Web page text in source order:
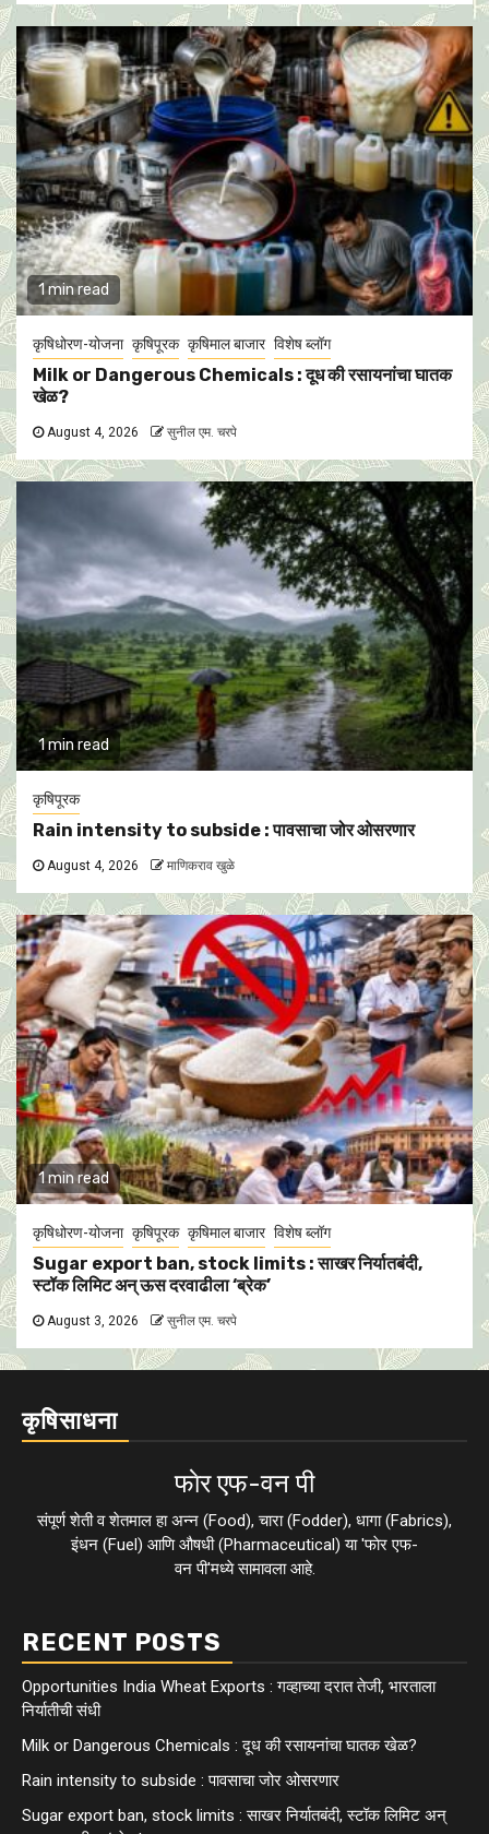
1 min read
कृषिधोरण-योजना कृषिपूरक कृषिमाल बाजार विशेष ब्लॉग
Milk or Dangerous Chemicals : दूध की रसायनांचा घातक
खेळ?
August 4, 2026 सुनील एम. चरपे
1 min read
कृषिपूरक
Rain intensity to subside : पावसाचा जोर ओसरणार
August 4, 2026 माणिकराव खुळे
1 min read
कृषिधोरण-योजना कृषिपूरक कृषिमाल बाजार विशेष ब्लॉग
Sugar export ban, stock limits : साखर निर्यातबंदी,
स्टॉक लिमिट अन् ऊस दरवाढीला ‘ब्रेक’
August 3, 2026 सुनील एम. चरपे
कृषिसाधना
फाेर एफ-वन पी
संपूर्ण शेती व शेतमाल हा अन्न (Food), चारा (Fodder), धागा (Fabrics),
इंधन (Fuel) आणि औषधी (Pharmaceutical) या 'फाेर एफ-
वन पी'मध्ये सामावला आहे.
RECENT POSTS
Opportunities India Wheat Exports : गव्हाच्या दरात तेजी, भारताला
निर्यातीची संधी
Milk or Dangerous Chemicals : दूध की रसायनांचा घातक खेळ?
Rain intensity to subside : पावसाचा जोर ओसरणार
Sugar export ban, stock limits : साखर निर्यातबंदी, स्टॉक लिमिट अन्